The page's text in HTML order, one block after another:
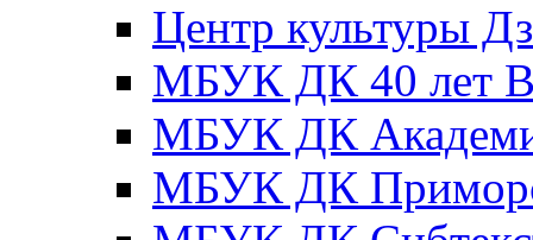
Центр культуры
МБУК ДК 40 лет
МБУК ДК
МБУК ДК